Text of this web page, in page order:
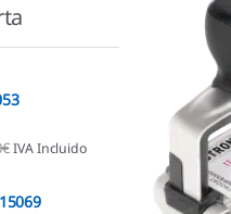
€ IVA Incluido